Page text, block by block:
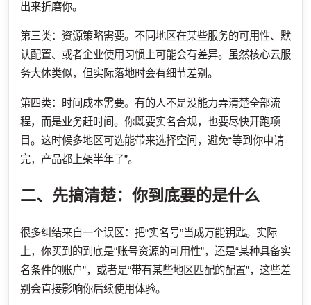
出来折磨你。
第三类：资源策略需要。不同地区在某些服务的可用性、默
认配置、或者企业使用习惯上可能会有差异。虽然核心云服
务大体类似，但实际落地时会有细节差别。
第四类：时间成本需要。有的人不是没能力弄清楚全部流
程，而是业务赶时间。你既要实名合规，也要尽快开跑项
目。这时候多地区可选能带来选择空间，避免“等到你申请
完，产品都上架半年了”。
二、先搞清楚：你到底要的是什么
很多纠结来自一个误区：把“实名号”当成万能钥匙。实际
上，你买到的到底是“账号资源的可用性”，还是“某种具备实
名条件的账户”，或者是“带有某些地区匹配的配置”，这些差
别会直接影响你后续使用体验。